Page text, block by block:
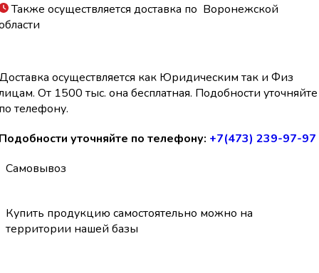
Также осуществляется доставка по Воронежской
осуществляется как Юридическим так и Физ
От 1500 тыс. она бесплатная. Подобности уточняйте
телефону.
уточняйте по телефону: +7(473) 239-97-97
Самовывоз
Купить продукцию самостоятельно можно на
территории нашей базы